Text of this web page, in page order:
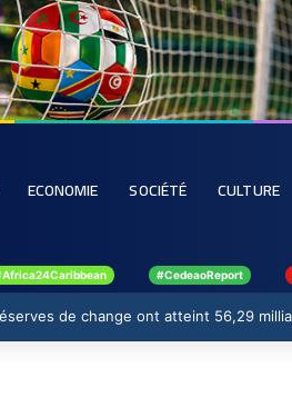
ECONOMIE SOCIÉTÉ CULTURE
#CedeaoReport
de change ont atteint 56,29